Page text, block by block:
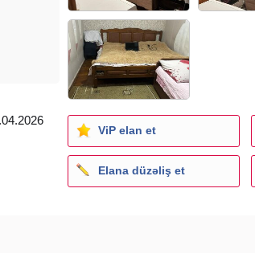
ViP elan et
Elana düzəliş et